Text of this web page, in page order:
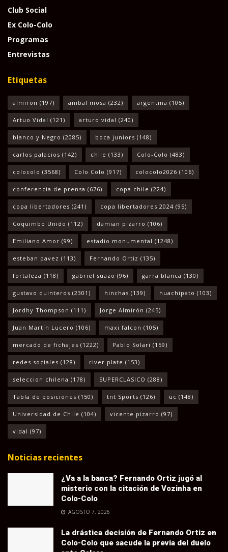
Club Social
Ex Colo-Colo
Programas
Entrevistas
Etiquetas
almiron (197) anibal mosa (232) argentina (105)
Artuo Vidal (121) arturo vidal (240)
blanco y Negro (2085) boca juniors (148)
carlos palacios (142) chile (133) Colo-Colo (483)
colocolo (3568) Colo Colo (917) colocolo2026 (106)
conferencia de prensa (676) copa chile (224)
copa libertadores (241) copa libertadores 2024 (95)
Coquimbo Unido (112) damian pizarro (106)
Emiliano Amor (99) estadio monumental (1248)
esteban pavez (113) Fernando Ortiz (135)
fortaleza (118) gabriel suazo (96) garra blanca (130)
gustavo quinteros (2301) hinchas (139) huachipato (103)
Jordhy Thompson (111) Jorge Almirón (245)
Juan Martín Lucero (106) maxi falcon (105)
mercado de fichajes (1222) Pablo Solari (159)
redes sociales (128) river plate (153)
seleccion chilena (178) SUPERCLASICO (288)
Tabla de posiciones (150) tnt Sports (126) uc (148)
Universidad de Chile (104) vicente pizarro (97)
vidal (97)
Noticias recientes
¿Va a la banca? Fernando Ortiz jugó al
misterio con la citación de Vozinha en
Colo-Colo
AGOSTO 7, 2026
La drástica decisión de Fernando Ortiz en
Colo-Colo que sacude la previa del duelo